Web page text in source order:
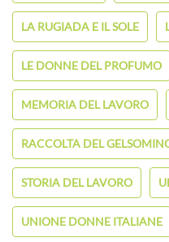
LA RUGIADA E IL SOLE
LE DONNE DEL PROFUMO
MEMORIA DEL LAVORO
RACCOLTA DEL
STORIA DEL LAVORO
UNIONE DONNE ITALIANE